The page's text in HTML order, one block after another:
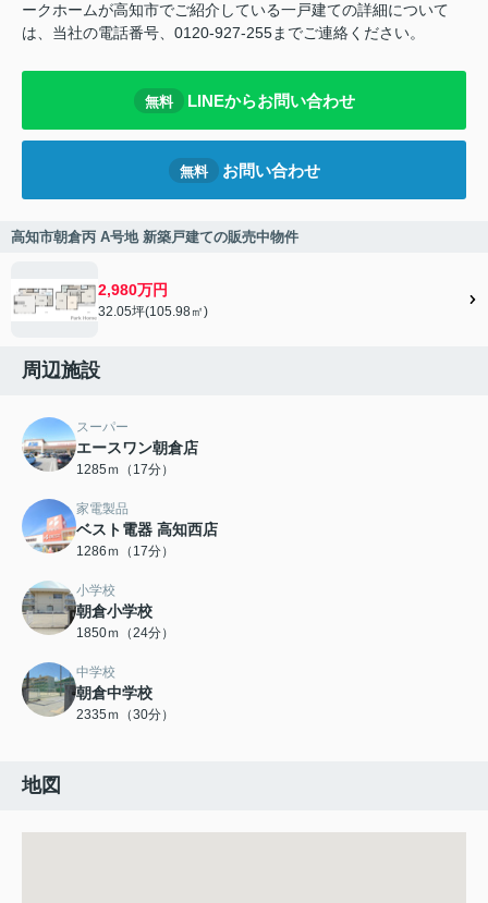
ークホームが高知市でご紹介している一戸建ての詳細について
は、当社の電話番号、0120-927-255までご連絡ください。
無料 LINEからお問い合わせ
無料 お問い合わせ
高知市朝倉丙 A号地 新築戸建ての販売中物件
2,980万円
32.05坪(105.98㎡)
周辺施設
スーパー
エースワン朝倉店
1285ｍ（17分）
家電製品
ベスト電器 高知西店
1286ｍ（17分）
小学校
朝倉小学校
1850ｍ（24分）
中学校
朝倉中学校
2335ｍ（30分）
地図